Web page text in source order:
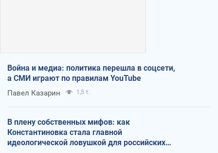
Война и медиа: политика перешла в соцсети,
а СМИ играют по правилам YouTube
Павел Казарин 1,5 т.
В плену собственных мифов: как
Константиновка стала главной
идеологической ловушкой для российских